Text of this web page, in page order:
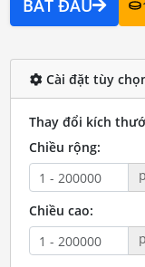
BẮT ĐẦU
Cài đặt tùy
Thay đổi kích
Chiều rộng:
Chiều cao: